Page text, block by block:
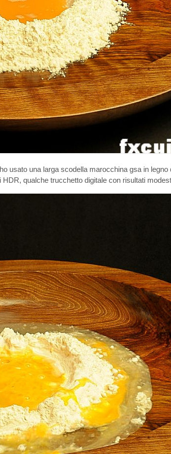
usato una larga scodella marocchina gsa in
qualche trucchetto digitale con risultati